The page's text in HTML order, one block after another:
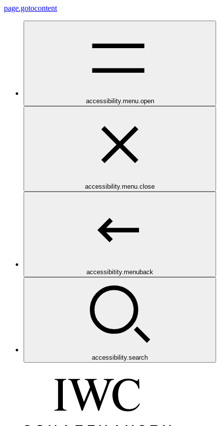
page.gotocontent
accessibility.menu.open
accessibility.menu.close
accessibitity.menuback
accessibility.search